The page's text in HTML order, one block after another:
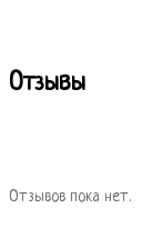
Отзывы
Отзывов пока нет.